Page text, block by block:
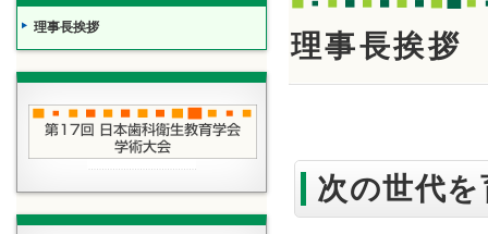
理事長挨拶
次の世代
理事長挨拶